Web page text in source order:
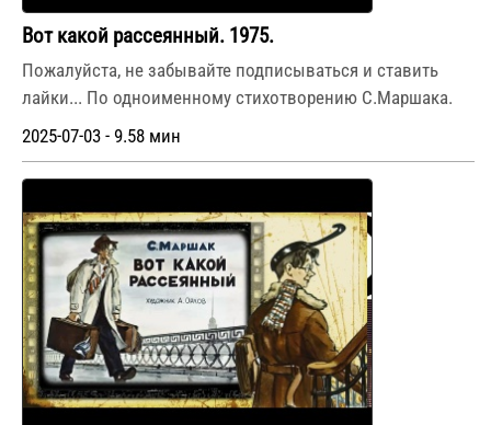
Вот какой рассеянный. 1975.
Пожалуйста, не забывайте подписываться и ставить
лайки... По одноименному стихотворению С.Маршака.
2025-07-03 - 9.58 мин